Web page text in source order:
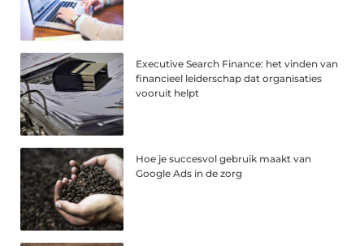
Executive Search Finance: het vinden van
financieel leiderschap dat organisaties
vooruit helpt
Hoe je succesvol gebruik maakt van
Google Ads in de zorg